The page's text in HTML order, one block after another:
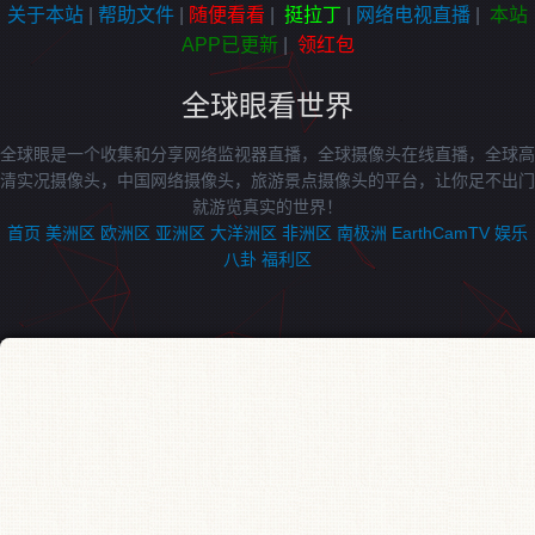
关于本站 帮助文件 随便看看 挺拉丁 网络电视直播
本站
APP已更新| 领红包
全球眼看世界
全球眼是一个收集和分享网络监视器直播，全球摄像头在线直播，全球高
清实况摄像头，中国网络摄像头，旅游景点摄像头的平台，让你足不出门
就游览真实的世界！
首页 美洲区 欧洲区 亚洲区 大洋洲区 非洲区 南极洲 EarthCamTV 娱乐
八卦 福利区